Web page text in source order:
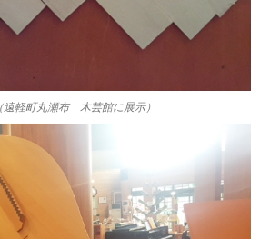
遠軽町丸瀬布 木芸館に展示）